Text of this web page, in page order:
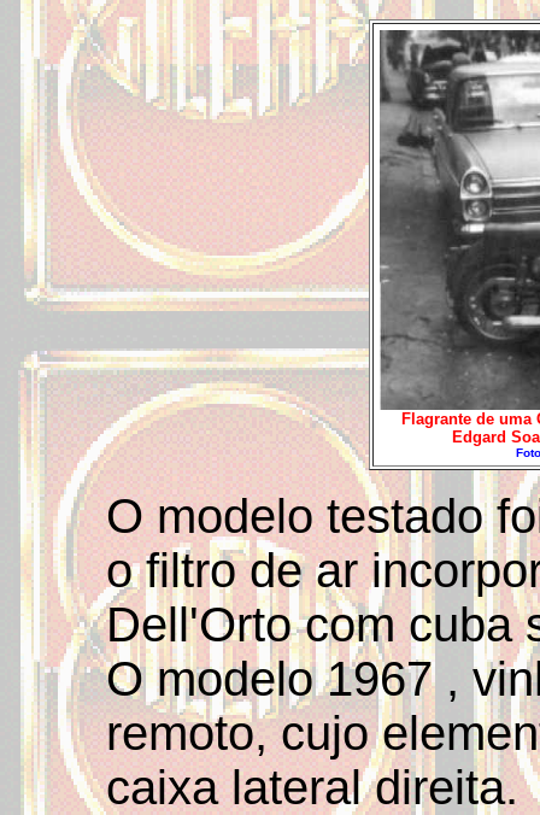
Flagrante de
Edgard
O modelo testado
o filtro de ar
Dell'Orto com cuba
O modelo 1967 ,
remoto, cujo
caixa lateral direita.